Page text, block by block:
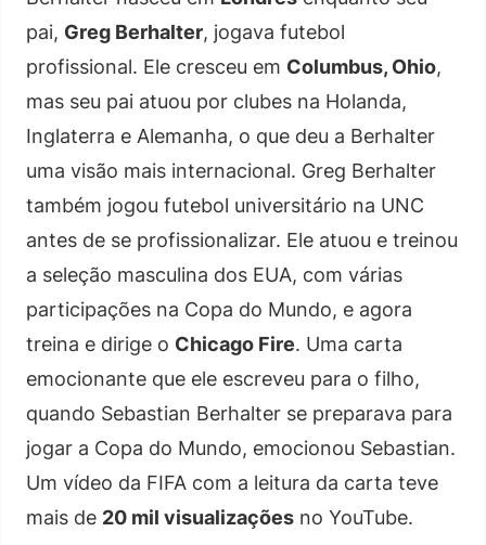
pai, Greg Berhalter, jogava futebol
profissional. Ele cresceu em Columbus, Ohio,
mas seu pai atuou por clubes na Holanda,
Inglaterra e Alemanha, o que deu a Berhalter
uma visão mais internacional. Greg Berhalter
também jogou futebol universitário na UNC
antes de se profissionalizar. Ele atuou e treinou
a seleção masculina dos EUA, com várias
participações na Copa do Mundo, e agora
treina e dirige o Chicago Fire. Uma carta
emocionante que ele escreveu para o filho,
quando Sebastian Berhalter se preparava para
jogar a Copa do Mundo, emocionou Sebastian.
Um vídeo da FIFA com a leitura da carta teve
mais de 20 mil visualizações no YouTube.